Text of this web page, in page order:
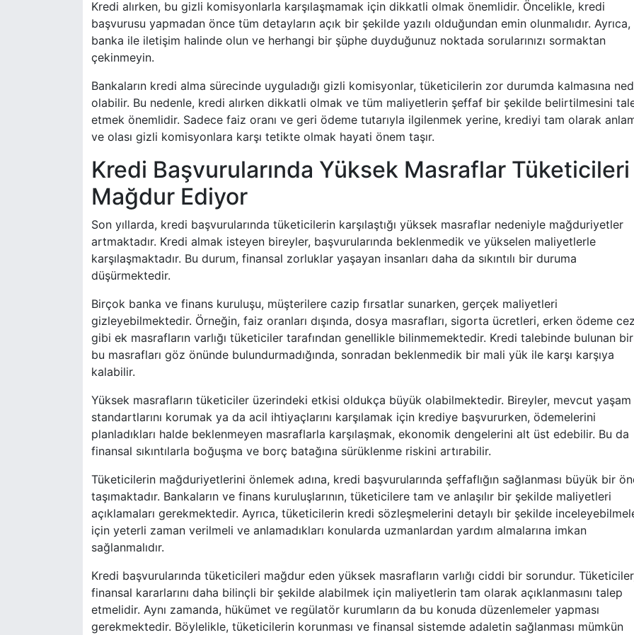
Kredi alırken, bu gizli komisyonlarla karşılaşmamak için dikkatli olmak önemlidir. Öncelikle, kredi
başvurusu yapmadan önce tüm detayların açık bir şekilde yazılı olduğundan emin olunmalıdır. Ayrıca,
banka ile iletişim halinde olun ve herhangi bir şüphe duyduğunuz noktada sorularınızı sormaktan
çekinmeyin.
Bankaların kredi alma sürecinde uyguladığı gizli komisyonlar, tüketicilerin zor durumda kalmasına
olabilir. Bu nedenle, kredi alırken dikkatli olmak ve tüm maliyetlerin şeffaf bir şekilde belirtilmesini
etmek önemlidir. Sadece faiz oranı ve geri ödeme tutarıyla ilgilenmek yerine, krediyi tam olarak
ve olası gizli komisyonlara karşı tetikte olmak hayati önem taşır.
Kredi Başvurularında Yüksek Masraflar Tüketicileri
Mağdur Ediyor
Son yıllarda, kredi başvurularında tüketicilerin karşılaştığı yüksek masraflar nedeniyle mağduriyetler
artmaktadır. Kredi almak isteyen bireyler, başvurularında beklenmedik ve yükselen maliyetlerle
karşılaşmaktadır. Bu durum, finansal zorluklar yaşayan insanları daha da sıkıntılı bir duruma
düşürmektedir.
Birçok banka ve finans kuruluşu, müşterilere cazip fırsatlar sunarken, gerçek maliyetleri
gizleyebilmektedir. Örneğin, faiz oranları dışında, dosya masrafları, sigorta ücretleri, erken ödeme
gibi ek masrafların varlığı tüketiciler tarafından genellikle bilinmemektedir. Kredi talebinde bulunan
bu masrafları göz önünde bulundurmadığında, sonradan beklenmedik bir mali yük ile karşı karşıya
kalabilir.
Yüksek masrafların tüketiciler üzerindeki etkisi oldukça büyük olabilmektedir. Bireyler, mevcut yaşam
standartlarını korumak ya da acil ihtiyaçlarını karşılamak için krediye başvururken, ödemelerini
planladıkları halde beklenmeyen masraflarla karşılaşmak, ekonomik dengelerini alt üst edebilir. Bu da
finansal sıkıntılarla boğuşma ve borç batağına sürüklenme riskini artırabilir.
Tüketicilerin mağduriyetlerini önlemek adına, kredi başvurularında şeffaflığın sağlanması büyük bir
taşımaktadır. Bankaların ve finans kuruluşlarının, tüketicilere tam ve anlaşılır bir şekilde maliyetleri
açıklamaları gerekmektedir. Ayrıca, tüketicilerin kredi sözleşmelerini detaylı bir şekilde
için yeterli zaman verilmeli ve anlamadıkları konularda uzmanlardan yardım almalarına imkan
sağlanmalıdır.
Kredi başvurularında tüketicileri mağdur eden yüksek masrafların varlığı ciddi bir sorundur.
finansal kararlarını daha bilinçli bir şekilde alabilmek için maliyetlerin tam olarak açıklanmasını talep
etmelidir. Aynı zamanda, hükümet ve regülatör kurumların da bu konuda düzenlemeler yapması
gerekmektedir. Böylelikle, tüketicilerin korunması ve finansal sistemde adaletin sağlanması mümkün